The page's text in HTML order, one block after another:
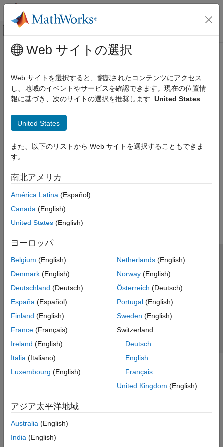
コンテンツへスキップ
オフキャンバス ナビゲーション メ
ドキュメンテーションのホーム
メインコンテンツ
この情報は役に立ちましたか？
Web サイトの選択
Web サイトを選択すると、翻訳されたコンテンツにアクセス
し、地域のイベントやサービスを確認できます。現在の位置情
報に基づき、次のサイトの選択を推奨します: United States
United States
また、以下のリストから Web サイトを選択することもできま
す。
南北アメリカ
América Latina (Español)
Canada (English)
United States (English)
ヨーロッパ
Belgium (English)
Denmark (English)
Deutschland (Deutsch)
España (Español)
Finland (English)
France (Français)
Ireland (English)
Italia (Italiano)
Luxembourg (English)
Netherlands(English)
Norway(English)
Österreich (Deutsch)
Portugal(English)
Sweden (English)
Switzerland
Deutsch
English
Français
United Kingdom (English)
アジア太平洋地域
Australia (English)
India (English)
トラストセンター
プライバシー ポリシー
違法コピー防止
アプリケーション ステータス
© 1994-2026 The MathWorks, Inc.